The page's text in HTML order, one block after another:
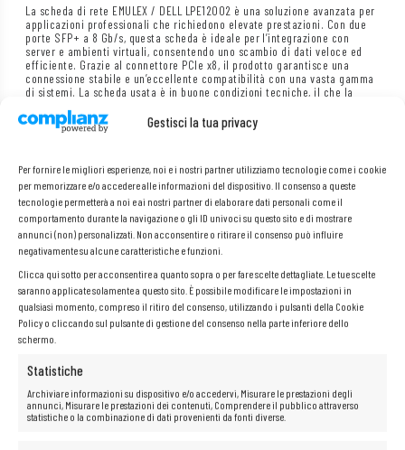
Gestisci la tua privacy
Per fornire le migliori esperienze, noi e i nostri partner utilizziamo tecnologie come i cookie
per memorizzare e/o accedere alle informazioni del dispositivo. Il consenso a queste
tecnologie permetterà a noi e ai nostri partner di elaborare dati personali come il
comportamento durante la navigazione o gli ID univoci su questo sito e di mostrare
annunci (non) personalizzati. Non acconsentire o ritirare il consenso può influire
negativamente su alcune caratteristiche e funzioni.
Clicca qui sotto per acconsentire a quanto sopra o per fare scelte dettagliate. Le tue scelte
saranno applicate solamente a questo sito. È possibile modificare le impostazioni in
qualsiasi momento, compreso il ritiro del consenso, utilizzando i pulsanti della Cookie
Policy o cliccando sul pulsante di gestione del consenso nella parte inferiore dello
schermo.
Statistiche
Archiviare informazioni su dispositivo e/o accedervi, Misurare le prestazioni degli
annunci, Misurare le prestazioni dei contenuti, Comprendere il pubblico attraverso
statistiche o la combinazione di dati provenienti da fonti diverse.
La scheda di rete EMULEX / DELL LPE12002 è una soluzione avanzata per
applicazioni professionali che richiedono elevate prestazioni. Con due
porte SFP+ a 8 Gb/s, questa scheda è ideale per l’integrazione con
server e ambienti virtuali, consentendo uno scambio di dati veloce ed
efficiente. Grazie al connettore PCIe x8, il prodotto garantisce una
connessione stabile e un’eccellente compatibilità con una vasta gamma
di sistemi. La scheda usata è in buone condizioni tecniche, il che la
un prezzo accessibile.
Marca:EMULEX Dell
Modello:LPE12002
PN:P002181-01B, 0G856M, 0G220C
Numero di porte SFP+:2x 8Gb Fibre Channel
Interfaccia:PCI Express 2.0 x8